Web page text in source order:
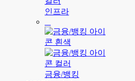
인프라
금융/뱅킹